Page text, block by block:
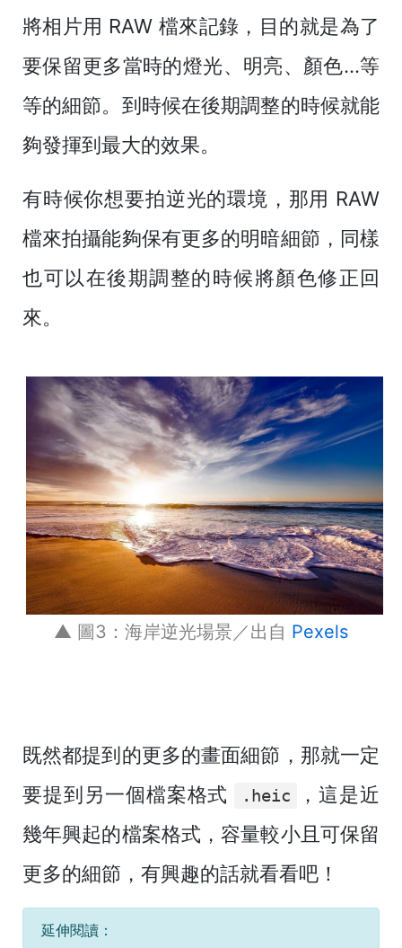
將相片用 RAW 檔來記錄，目的就是為了
要保留更多當時的燈光、明亮、顏色...等
等的細節。到時候在後期調整的時候就能
夠發揮到最大的效果。
有時候你想要拍逆光的環境，那用 RAW
檔來拍攝能夠保有更多的明暗細節，同樣
也可以在後期調整的時候將顏色修正回
來。
▲ 圖3：海岸逆光場景／出自 Pexels
既然都提到的更多的畫面細節，那就一定
要提到另一個檔案格式
.heic
，這是近
幾年興起的檔案格式，容量較小且可保留
更多的細節，有興趣的話就看看吧！
延伸閱讀：